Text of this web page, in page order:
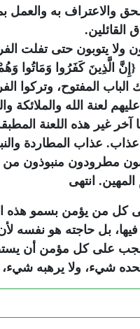
والاعتراف به والعمل
القائلين.
ولا يتوبون حتى تفلت
الَّذِينَ كَفَرُوا وَمَاتُوا
المفتوح، وتركوا
عليهم لعنة الله والملائكة
آخر غير هذه اللعنة
عذاب المطاردة
مطرودون منبوذون من
المهين. انتهى
كل من يؤمن بسمو هذه
فيها، بل حاجته هو نفسه
يجب على كل مؤمن أن
يحده شيء، ولا يرهبه